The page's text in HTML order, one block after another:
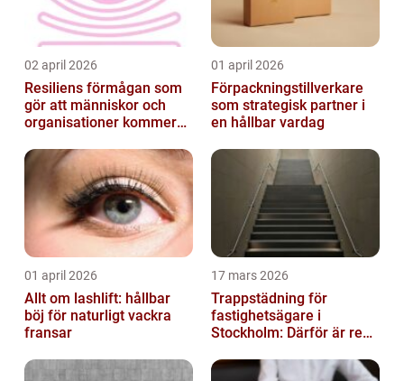
02 april 2026
Resiliens förmågan som
gör att människor och
organisationer kommer
01 april 2026
Förpackningstillverkare
som strategisk partner i
en hållbar vardag
01 april 2026
Allt om lashlift: hållbar
böj för naturligt vackra
fransar
17 mars 2026
Trappstädning för
fastighetsägare i
Stockholm: Därför är rena
investering